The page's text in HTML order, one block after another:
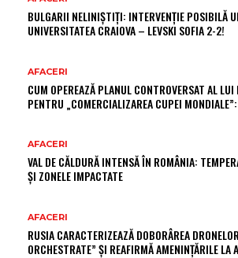
BULGARII NELINIȘTIȚI: INTERVENȚIE POSIBILĂ
UNIVERSITATEA CRAIOVA – LEVSKI SOFIA 2-2!
AFACERI
CUM OPEREAZĂ PLANUL CONTROVERSAT AL
PENTRU „COMERCIALIZAREA CUPEI
AFACERI
VAL DE CĂLDURĂ INTENSĂ ÎN ROMÂNIA:
ȘI ZONELE IMPACTATE
AFACERI
RUSIA CARACTERIZEAZĂ DOBORÂREA
ORCHESTRATE” ȘI REAFIRMĂ AMENINȚĂRILE LA